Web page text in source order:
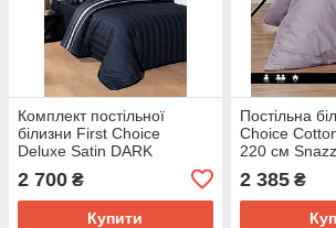
Комплект постільної
білизни First Choice
Deluxe Satin DARK
160х220 Artwel Navy Blue
2 700 ₴
Купити
Постільна
Choice
220 см
2 385₴